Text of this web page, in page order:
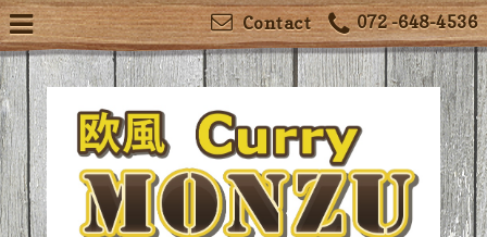
072 -648-4536
Contact